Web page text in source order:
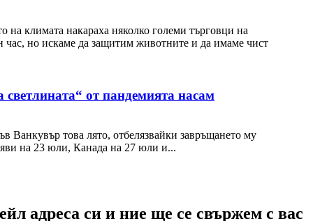
на климата накараха няколко големи търговци на
час, но искаме да защитим животните и да имаме чист
от пандемията насам
Ванкувър това лято, отбелязвайки завръщането му
на 23 юли, Канада на 27 юли и...
адреса си и ние ще се свържем с вас